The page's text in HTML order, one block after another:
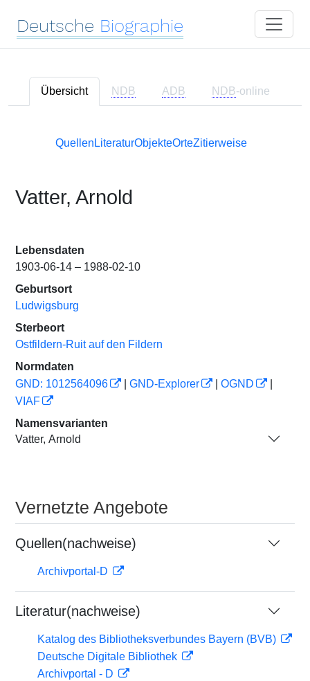
Deutsche Biographie
Übersicht NDB ADB NDB-online
Quellen LiteraturObjekteOrteZitierweise
Vatter, Arnold
Lebensdaten
1903-06-14 – 1988-02-10
Geburtsort
Ludwigsburg
Sterbeort
Ostfildern-Ruit auf den Fildern
Normdaten
GND: 1012564096
GND-Explorer OGND
VIAF
Namensvarianten
Vatter, Arnold
Vernetzte Angebote
Quellen(nachweise)
Archivportal-D
Literatur(nachweise)
Katalog des Bibliotheksverbundes Bayern (BVB)
Deutsche Digitale Bibliothek
Archivportal - D